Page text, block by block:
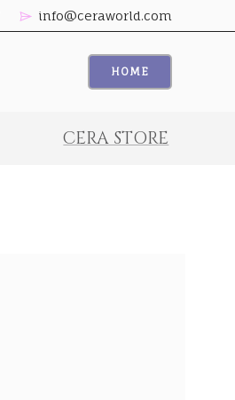
info@ceraworld.com
HOME
CERA STORE